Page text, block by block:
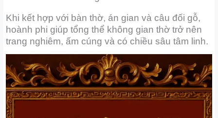
Khi kết hợp với bàn thờ, án gian và câu đối gỗ,
hoành phi giúp tổng thể không gian thờ trở nên
trang nghiêm, ấm cúng và có chiều sâu tâm linh.